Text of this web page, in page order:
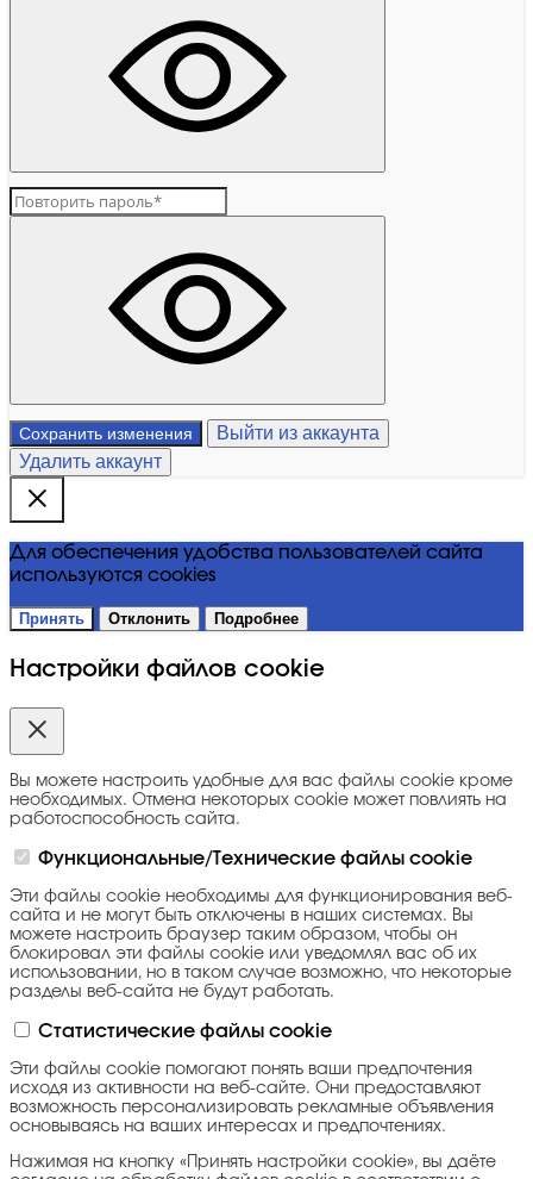
Сохранить изменения
Выйти из аккаунта
Удалить аккаунт
Для обеспечения удобства пользователей сайта
используются cookies
Принять Отклонить Подробнее
Настройки файлов cookie
Вы можете настроить удобные для вас файлы cookie кроме
необходимых. Отмена некоторых cookie может повлиять на
работоспособность сайта.
Функциональные/Технические файлы cookie
Эти файлы cookie необходимы для функционирования веб-
сайта и не могут быть отключены в наших системах. Вы
можете настроить браузер таким образом, чтобы он
блокировал эти файлы cookie или уведомлял вас об их
использовании, но в таком случае возможно, что некоторые
разделы веб-сайта не будут работать.
Статистические файлы cookie
Эти файлы cookie помогают понять ваши предпочтения
исходя из активности на веб-сайте. Они предоставляют
возможность персонализировать рекламные объявления
основываясь на ваших интересах и предпочтениях.
Нажимая на кнопку «Принять настройки cookie», вы даёте